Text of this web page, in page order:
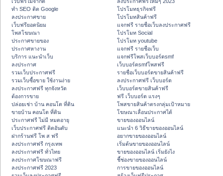
ทำ SEO ติด Google
ลงประกาศขาย
เว็บฟรียอดนิยม
โพสโฆษณา
ประกาศขายของ
ประกาศหางาน
บริการ แนะนำเว็บ
ลงประกาศ
รวมเว็บประกาศฟรี
รวมเว็บซื้อขาย ใช้งานง่าย
ลงประกาศฟรี ทุกจังหวัด
ต้องการขาย
ปล่อยเช่า บ้าน คอนโด ที่ดิน
ขายบ้าน คอนโด ที่ดิน
ประกาศฟรี ไม่มี หมดอายุ
เว็บประกาศฟรี ติดอันดับ
ฝากร้านฟรี โพ ส ฟรี
ลงประกาศฟรี กรุงเทพ
ลงประกาศฟรี ทั่วไทย
ลงประกาศโฆษณาฟรี
ลงประกาศฟรี 2023
โปรโมทธุรกิจฟรี
โปรโมทสินค้าฟรี
แจกฟรี รายชื่อเว็บลงประกาศฟรี
โปรโมท Social
โปรโมท youtube
แจกฟรี รายชื่อเว็บ
แจกฟรีโพสเว็บบอร์ดsmf
เว็บบอร์ดsmfโพสฟรี
รายชื่อเว็บบอร์ดขายสินค้าฟรี
ลงประกาศฟรี เว็บบอร์ด
เว็บบอร์ดขายสินค้าฟรี
ฟรี เว็บบอร์ด แรงๆ
โพสขายสินค้าตรงกลุ่มเป้าหมาย
โฆษณาเลื่อนประกาศได้
ขายของออนไลน์
แนะนำ 6 วิธีขายของออนไลน์
อยากขายของออนไลน์
เริ่มต้นขายของออนไลน์
ขายของออนไลน์ เริ่มยังไง
ชี้ช่องขายของออนไลน์
การขายของออนไลน์